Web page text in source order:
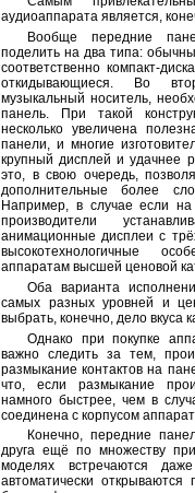
аудиоаппарата является,
Вообще передние
поделить на два типа:
соответственно компакт-
откидывающиеся. Во
музыкальный носитель,
панель. При такой
несколько увеличена
панели, и многие
крупный дисплей и удачнее
это, в свою очередь,
дополнительные более
Например, в случае если
производители
анимационные дисплеи с
высокотехнологичные
аппаратам высшей ценовой
Оба варианта
самых разных уровней и
выбрать, конечно, дело вкуса
Однако при покупке
важно следить за тем,
размыкание контактов на
что, если размыкание
намного быстрее, чем в
соединена с корпусом
Конечно, передние
друга ещё по множеству
моделях встречаются
автоматически